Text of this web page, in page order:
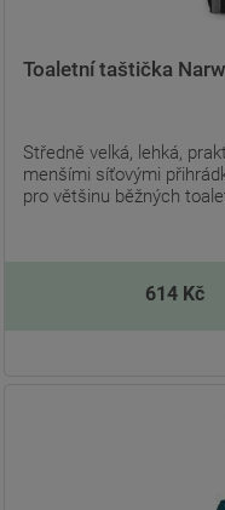
Toaletní taštička
Středně velká, lehká,
menšími síťovými
pro většinu běžných
614 Kč